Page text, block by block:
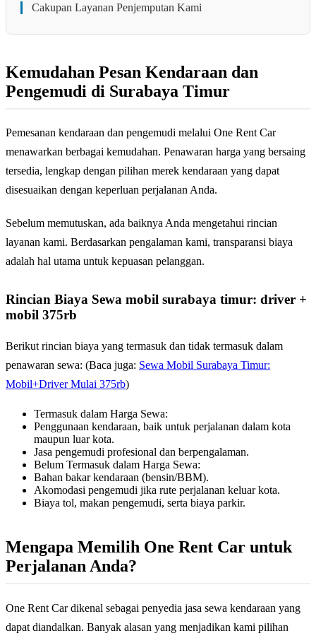
Cakupan Layanan Penjemputan Kami
Kemudahan Pesan Kendaraan dan
Pengemudi di Surabaya Timur
Pemesanan kendaraan dan pengemudi melalui One Rent Car
menawarkan berbagai kemudahan. Penawaran harga yang bersaing
tersedia, lengkap dengan pilihan merek kendaraan yang dapat
disesuaikan dengan keperluan perjalanan Anda.
Sebelum memutuskan, ada baiknya Anda mengetahui rincian
layanan kami. Berdasarkan pengalaman kami, transparansi biaya
adalah hal utama untuk kepuasan pelanggan.
Rincian Biaya Sewa mobil surabaya timur: driver +
mobil 375rb
Berikut rincian biaya yang termasuk dan tidak termasuk dalam
penawaran sewa: (Baca juga: Sewa Mobil Surabaya Timur:
Mobil+Driver Mulai 375rb)
Termasuk dalam Harga Sewa:
Penggunaan kendaraan, baik untuk perjalanan dalam kota
maupun luar kota.
Jasa pengemudi profesional dan berpengalaman.
Belum Termasuk dalam Harga Sewa:
Bahan bakar kendaraan (bensin/BBM).
Akomodasi pengemudi jika rute perjalanan keluar kota.
Biaya tol, makan pengemudi, serta biaya parkir.
Mengapa Memilih One Rent Car untuk
Perjalanan Anda?
One Rent Car dikenal sebagai penyedia jasa sewa kendaraan yang
dapat diandalkan. Banyak alasan yang menjadikan kami pilihan